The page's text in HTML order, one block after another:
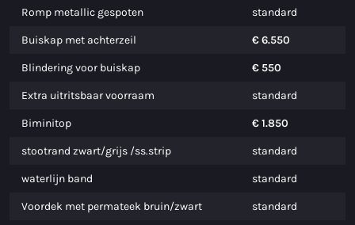
Romp metallic gespoten standard
Buiskap met achterzeil € 6.550
Blindering voor buiskap € 550
Extra uitritsbaar voorraam standard
Biminitop € 1.850
stootrand zwart/grijs /ss.strip standard
waterlijn band standard
Voordek met permateek bruin/zwart standard